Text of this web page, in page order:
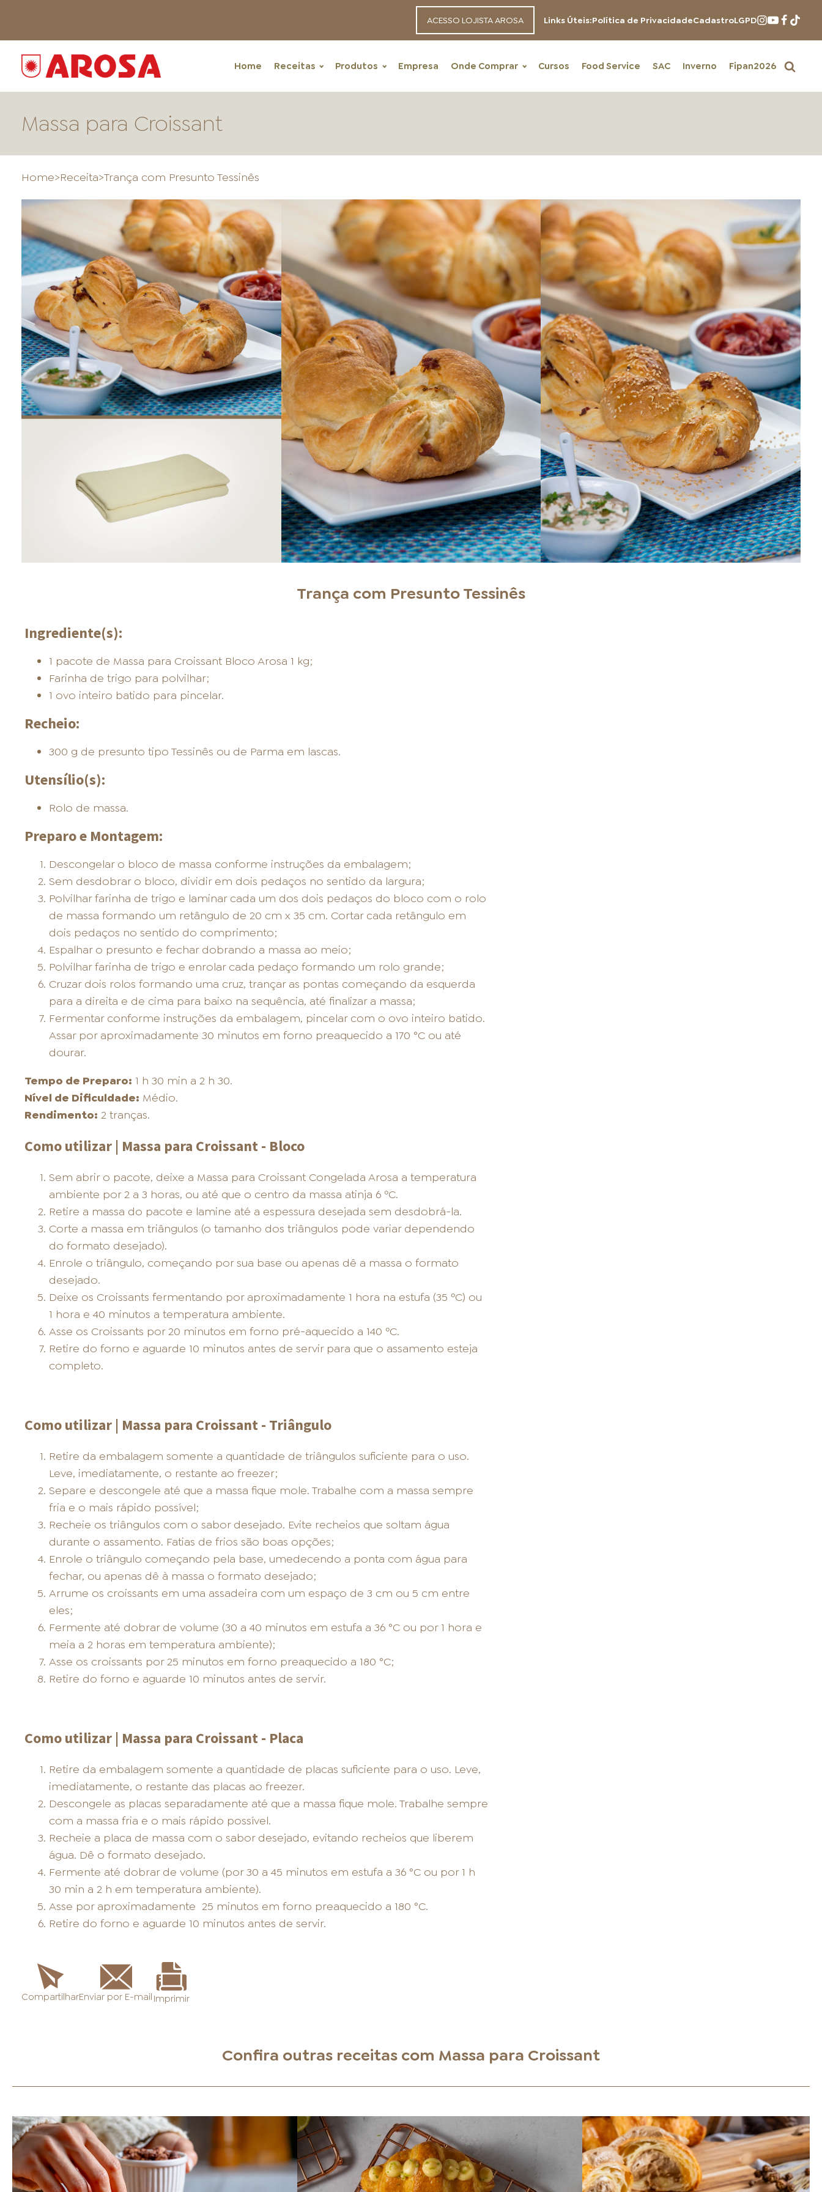
ACESSO LOJISTA AROSA Links Úteis:Política de PrivacidadeCadastroLGPD
Home Receitas Produtos Empresa Onde Comprar Cursos Food Service SAC Inverno Fipan2026
HOME
ONDE COMPRAR LOJAS AROSA DISTRIBUIDORES E REPRESENTANTES
FOOD SERVICE EMPRESA AGENDA DE CURSOS
SAC ACESSO PARA PARCEIROS
Massa para Croissant
Home>Receita>Trança com Presunto Tessinês
Trança com Presunto Tessinês
Ingrediente(s):
1 pacote de Massa para Croissant Bloco Arosa 1 kg;
Farinha de trigo para polvilhar;
1 ovo inteiro batido para pincelar.
Recheio:
300 g de presunto tipo Tessinês ou de Parma em lascas.
Utensílio(s):
Rolo de massa.
Preparo e Montagem:
Descongelar o bloco de massa conforme instruções da embalagem;
Sem desdobrar o bloco, dividir em dois pedaços no sentido da largura;
Polvilhar farinha de trigo e laminar cada um dos dois pedaços do bloco com o rolo
de massa formando um retângulo de 20 cm x 35 cm. Cortar cada retângulo em
dois pedaços no sentido do comprimento;
Espalhar o presunto e fechar dobrando a massa ao meio;
Polvilhar farinha de trigo e enrolar cada pedaço formando um rolo grande;
Cruzar dois rolos formando uma cruz, trançar as pontas começando da esquerda
para a direita e de cima para baixo na sequência, até finalizar a massa;
Fermentar conforme instruções da embalagem, pincelar com o ovo inteiro batido.
Assar por aproximadamente 30 minutos em forno preaquecido a 170 °C ou até
dourar.
Tempo de Preparo: 1 h 30 min a 2 h 30.
Nível de Dificuldade: Médio.
Rendimento: 2 tranças.
Como utilizar | Massa para Croissant - Bloco
Sem abrir o pacote, deixe a Massa para Croissant Congelada Arosa a temperatura
ambiente por 2 a 3 horas, ou até que o centro da massa atinja 6 ºC.
Retire a massa do pacote e lamine até a espessura desejada sem desdobrá-la.
Corte a massa em triângulos (o tamanho dos triângulos pode variar dependendo
do formato desejado).
Enrole o triângulo, começando por sua base ou apenas dê a massa o formato
desejado.
Deixe os Croissants fermentando por aproximadamente 1 hora na estufa (35 ºC) ou
1 hora e 40 minutos a temperatura ambiente.
Asse os Croissants por 20 minutos em forno pré-aquecido a 140 ºC.
Retire do forno e aguarde 10 minutos antes de servir para que o assamento esteja
completo.
Como utilizar | Massa para Croissant - Triângulo
Retire da embalagem somente a quantidade de triângulos suficiente para o uso.
Leve, imediatamente, o restante ao freezer;
Separe e descongele até que a massa fique mole. Trabalhe com a massa sempre
fria e o mais rápido possível;
Recheie os triângulos com o sabor desejado. Evite recheios que soltam água
durante o assamento. Fatias de frios são boas opções;
Enrole o triângulo começando pela base, umedecendo a ponta com água para
fechar, ou apenas dê à massa o formato desejado;
Arrume os croissants em uma assadeira com um espaço de 3 cm ou 5 cm entre
eles;
Fermente até dobrar de volume (30 a 40 minutos em estufa a 36 °C ou por 1 hora e
meia a 2 horas em temperatura ambiente);
Asse os croissants por 25 minutos em forno preaquecido a 180 °C;
Retire do forno e aguarde 10 minutos antes de servir.
Como utilizar | Massa para Croissant - Placa
Retire da embalagem somente a quantidade de placas suficiente para o uso. Leve,
imediatamente, o restante das placas ao freezer.
Descongele as placas separadamente até que a massa fique mole. Trabalhe sempre
com a massa fria e o mais rápido possível.
Recheie a placa de massa com o sabor desejado, evitando recheios que liberem
água. Dê o formato desejado.
Fermente até dobrar de volume (por 30 a 45 minutos em estufa a 36 °C ou por 1 h
30 min a 2 h em temperatura ambiente).
Asse por aproximadamente 25 minutos em forno preaquecido a 180 °C.
Retire do forno e aguarde 10 minutos antes de servir.
CompartilharEnviar por E-mail Imprimir
Confira outras receitas com Massa para Croissant